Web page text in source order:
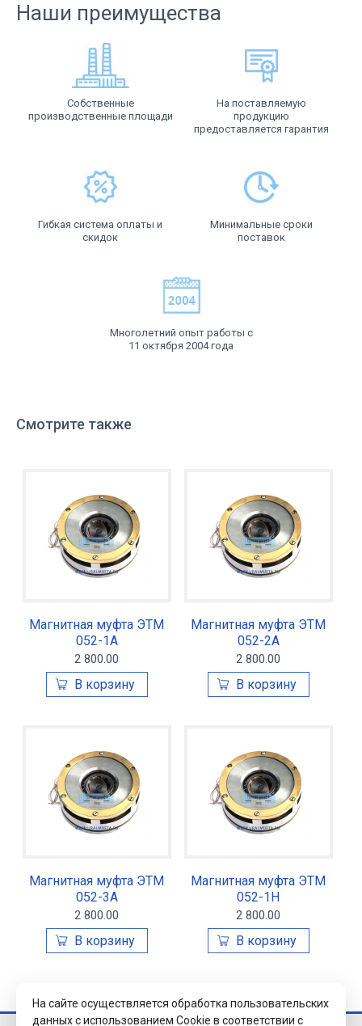
Наши преимущества
Собственные
производственные площади
На поставляемую
продукцию
предоставляется гарантия
Гибкая система оплаты и
скидок
Минимальные сроки
поставок
Многолетний опыт работы с
11 октября 2004 года
Смотрите также
Магнитная муфта ЭТМ
052-1А
2 800.00
Магнитная муфта ЭТМ
052-2А
2 800.00
Магнитная муфта ЭТМ
052-3А
2 800.00
Магнитная муфта ЭТМ
052-1Н
2 800.00
На сайте осуществляется обработка пользовательских
данных с использованием Cookie в соответствии с